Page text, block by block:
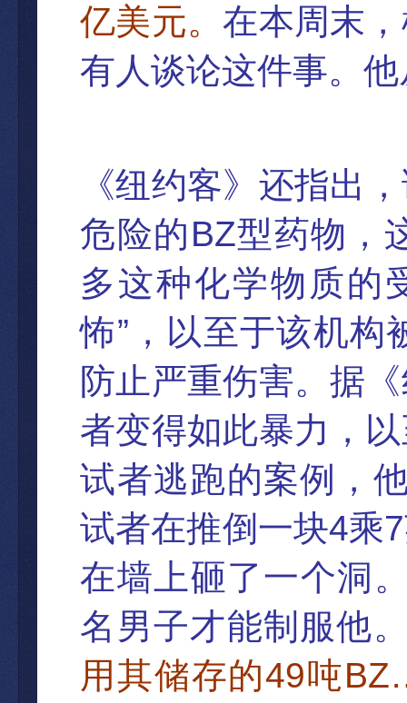
亿美元。在本周末
有人谈论这件事。
《纽约客》还指出
危险的BZ型药物，
多这种化学物质的
怖” ，以至于该机构
防止严重伤害。据
者变得如此暴力，
试者逃跑的案例，
试者在推倒一块4乘7
在墙上砸了一个洞
名男子才能制服他
用其储存的49吨